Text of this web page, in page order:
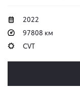
2022
97808 км
CVT